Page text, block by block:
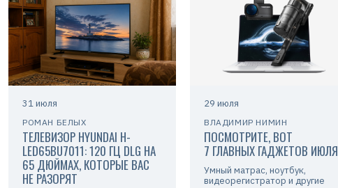
31 июля
РОМАН БЕЛЫХ
ТЕЛЕВИЗОР HYUNDAI H-
LED65BU7011: 120 ГЦ DLG НА
65 ДЮЙМАХ, КОТОРЫЕ ВАС
НЕ РАЗОРЯТ
29 июля
ВЛАДИМИР НИМИН
ПОСМОТРИТЕ, ВОТ
7 ГЛАВНЫХ ГАДЖЕТОВ ИЮЛЯ
Умный матрас, ноутбук,
видеорегистратор и другие